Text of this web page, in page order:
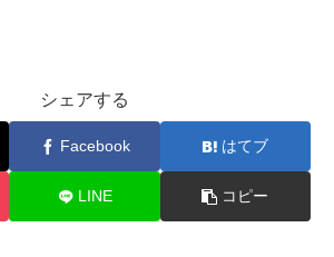
シェアする
Facebook はてブ
LINE コピー